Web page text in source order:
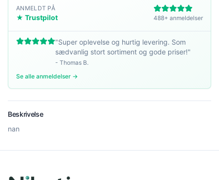
ANMELDT PÅ
★ Trustpilot 488+ anmeldelser
"Super oplevelse og hurtig levering. Som
sædvanlig stort sortiment og gode priser!"
- Thomas B.
Se alle anmeldelser →
Beskrivelse
nan